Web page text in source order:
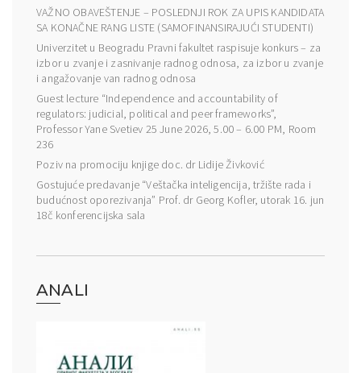
VAŽNO OBAVEŠTENJE – POSLEDNJI ROK ZA UPIS KANDIDATA
SA KONAČNE RANG LISTE (SAMOFINANSIRAJUĆI STUDENTI)
Univerzitet u Beogradu Pravni fakultet raspisuje konkurs – za
izbor u zvanje i zasnivanje radnog odnosa, za izbor u zvanje
i angažovanje van radnog odnosa
Guest lecture “Independence and accountability of
regulators: judicial, political and peer frameworks”,
Professor Yane Svetiev 25 June 2026, 5.00 – 6.00 PM, Room
236
Poziv na promociju knjige doc. dr Lidije Živković
Gostujuće predavanje “Veštačka inteligencija, tržište rada i
budućnost oporezivanja” Prof. dr Georg Kofler, utorak 16. jun
18č konferencijska sala
ANALI